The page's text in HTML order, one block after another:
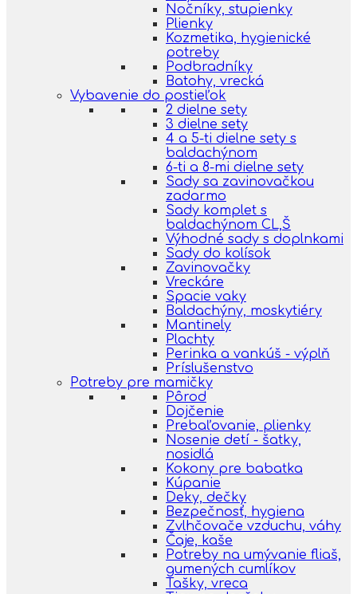
Nočníky, stupienky
Plienky
Kozmetika, hygienické
potreby
Podbradníky
Batohy, vrecká
Vybavenie do postieľok
2 dielne sety
3 dielne sety
4 a 5-ti dielne sety s
baldachýnom
6-ti a 8-mi dielne sety
Sady sa zavinovačkou
zadarmo
Sady komplet s
baldachýnom CL,Š
Výhodné sady s doplnkami
Sady do kolísok
Zavinovačky
Vreckáre
Spacie vaky
Baldachýny, moskytiéry
Mantinely
Plachty
Perinka a vankúš - výplň
Príslušenstvo
Potreby pre mamičky
Pôrod
Dojčenie
Prebaľovanie, plienky
Nosenie detí - šatky,
nosidlá
Kokony pre babatka
Kúpanie
Deky, dečky
Bezpečnosť, hygiena
Zvlhčovače vzduchu, váhy
Čaje, kaše
Potreby na umývanie fliaš,
gumených cumlíkov
Tašky, vreca